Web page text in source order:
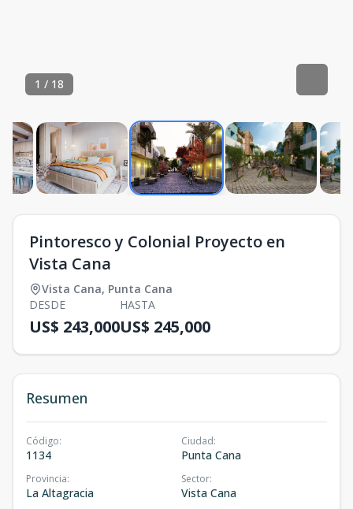
1 / 18
Pintoresco y Colonial Proyecto en
Vista Cana
Vista Cana, Punta Cana
DESDE
US$ 243,000
HASTA
US$ 245,000
Resumen
Código:
1134
Ciudad:
Punta Cana
Provincia:
La Altagracia
Sector:
Vista Cana